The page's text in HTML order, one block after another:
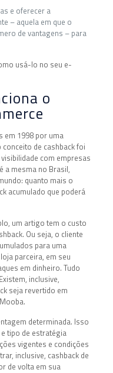
e oferecer a
– aquela em que o
de vantagens – para
usá-lo no seu e-
o
em 1998 por uma
de cashback foi
com empresas
a mesma no Brasil,
quanto mais o
acumulado que poderá
um artigo tem o custo
Ou seja, o cliente
para uma
parceira, em seu
em dinheiro. Tudo
inclusive,
seja revertido em
determinada. Isso
tipo de estratégia
vigentes e condições
inclusive, cashback de
de volta em sua